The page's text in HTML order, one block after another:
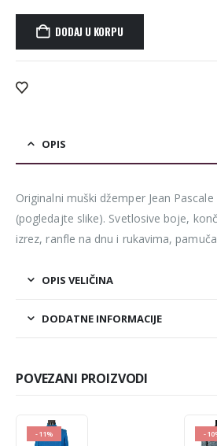
DODAJ U KORPU
Alternative:
OPIS
Originalni muški džemper Jean
(pogledajte slike). Svetlosive boje,
izrez, ranfle na dnu i rukavima,
OPIS VELIČINA
DODATNE INFORMACIJE
POVEZANI PROIZVODI
-10% -